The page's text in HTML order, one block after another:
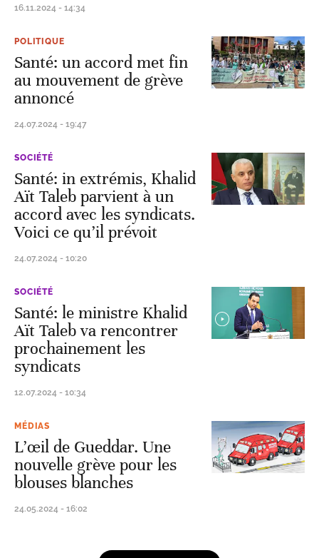
16.11.2024 - 14:34
POLITIQUE
Santé: un accord met fin
au mouvement de grève
annoncé
24.07.2024 - 19:47
SOCIÉTÉ
Santé: in extrémis, Khalid
Aït Taleb parvient à un
accord avec les syndicats.
Voici ce qu’il prévoit
24.07.2024 - 10:20
SOCIÉTÉ
Santé: le ministre Khalid
Aït Taleb va rencontrer
prochainement les
syndicats
12.07.2024 - 10:34
MÉDIAS
L’œil de Gueddar. Une
nouvelle grève pour les
blouses blanches
24.05.2024 - 16:02